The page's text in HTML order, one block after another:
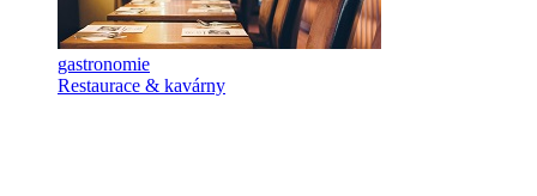
gastronomie
Restaurace & kavárny